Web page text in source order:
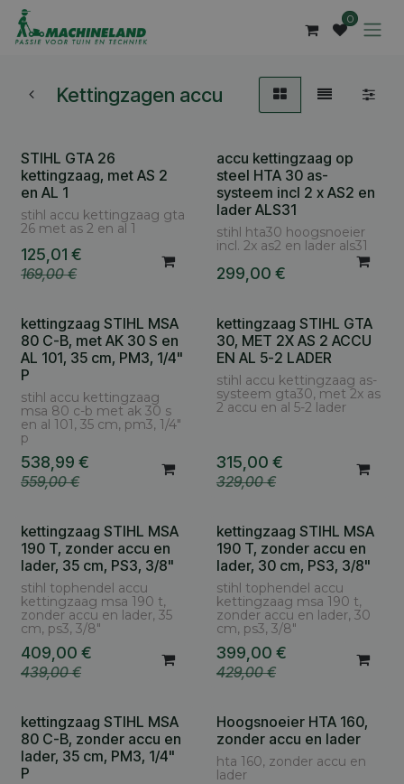
Overslaan naar inhoud
0
Kettingzagen accu
Cashback AS € 30
STIHL GTA 26
kettingzaag, met AS 2
en AL 1
stihl accu kettingzaag gta
26 met as 2 en al 1
125,01 €
169,00€
accu kettingzaag op
steel HTA 30 as-
systeem incl 2 x AS2 en
lader ALS31
stihl hta30 hoogsnoeier
incl. 2x as2 en lader als31
299,00 €
kettingzaag STIHL MSA
80 C-B, met AK 30 S en
AL 101, 35 cm, PM3, 1/4"
P
stihl accu kettingzaag
msa 80 c-b met ak 30 s
en al 101, 35 cm, pm3, 1/4"
p
538,99 €
559,00€
Cashback AS € 30
kettingzaag STIHL GTA
30, MET 2X AS 2 ACCU
EN AL 5-2 LADER
stihl accu kettingzaag as-
systeem gta30, met 2x as
2 accu en al 5-2 lader
315,00 €
329,00€
kettingzaag STIHL MSA
190 T, zonder accu en
lader, 35 cm, PS3, 3/8"
stihl tophendel accu
kettingzaag msa 190 t,
zonder accu en lader, 35
cm, ps3, 3/8"
409,00 €
439,00€
kettingzaag STIHL MSA
190 T, zonder accu en
lader, 30 cm, PS3, 3/8"
stihl tophendel accu
kettingzaag msa 190 t,
zonder accu en lader, 30
cm, ps3, 3/8"
399,00 €
429,00€
kettingzaag STIHL MSA
80 C-B, zonder accu en
lader, 35 cm, PM3, 1/4"
P
Hoogsnoeier HTA 160,
zonder accu en lader
hta 160, zonder accu en
lader